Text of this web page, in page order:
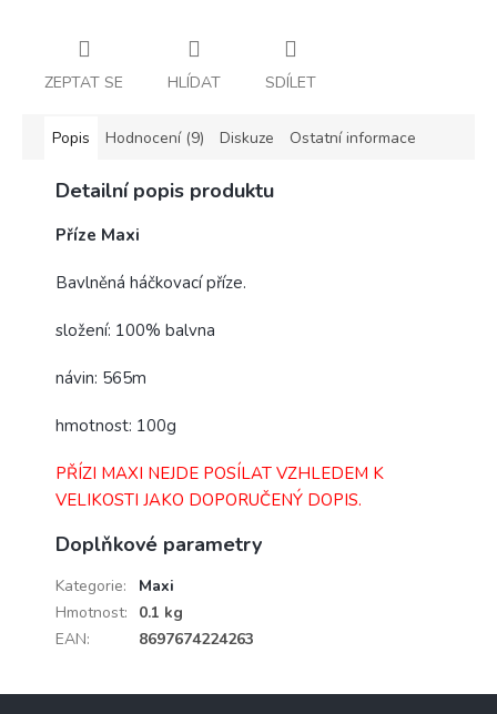
ZEPTAT SE HLÍDAT SDÍLET
Popis Hodnocení (9) Diskuze Ostatní informace
Detailní popis produktu
Příze Maxi
Bavlněná háčkovací příze.
složení: 100% balvna
návin: 565m
hmotnost: 100g
PŘÍZI MAXI NEJDE POSÍLAT VZHLEDEM K
VELIKOSTI JAKO DOPORUČENÝ DOPIS.
Doplňkové parametry
Kategorie:
Maxi
Hmotnost:
0.1 kg
EAN: 8697674224263